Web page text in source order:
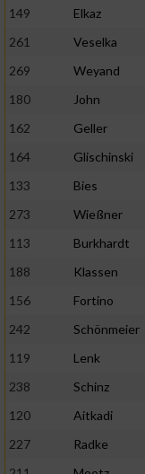
149
Elkaz
261
Veselka
269
Weyand
180
John
162
Geller
164
Glischinski
133
Bies
273
Wießner
113
Burkhardt
188
Klassen
156
Fortino
242
Schönmeier
119
Lenk
238
Schinz
120
Aitkadi
227
Radke